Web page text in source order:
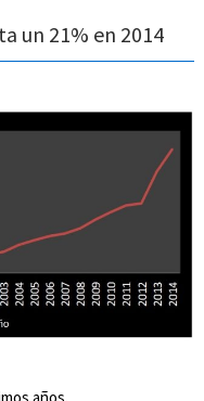
un 21% en 2014